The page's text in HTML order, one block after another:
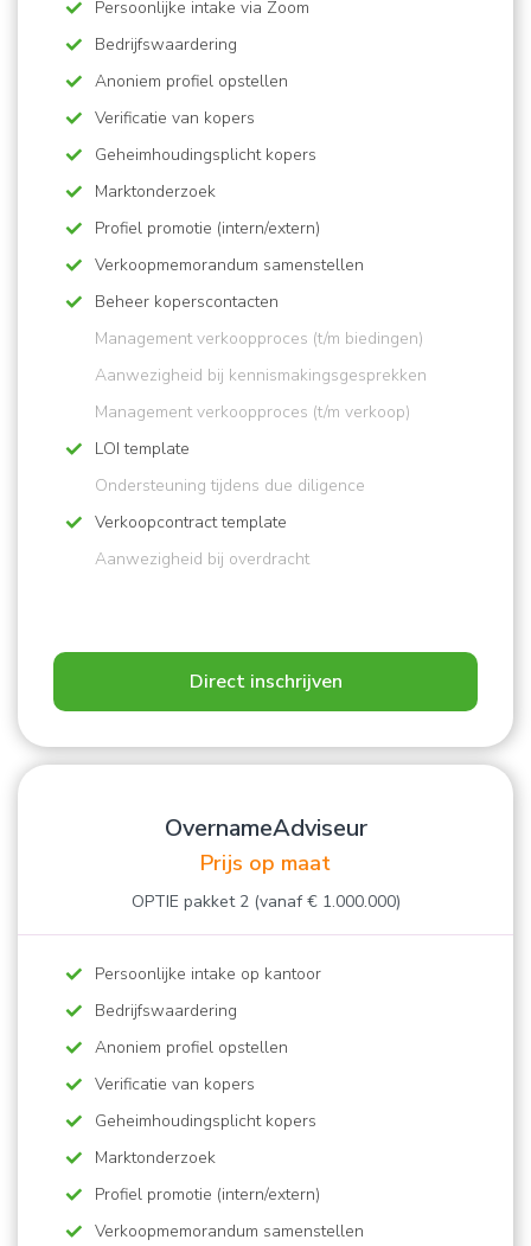
Persoonlijke intake via Zoom
Bedrijfswaardering
Anoniem profiel opstellen
Verificatie van kopers
Geheimhoudingsplicht kopers
Marktonderzoek
Profiel promotie (intern/extern)
Verkoopmemorandum samenstellen
Beheer koperscontacten
Management verkoopproces (t/m biedingen)
​​​​​​Aanwezigheid bij kennismakingsgesprekken
Management verkoopproces (t/m verkoop)
LOI template
Ondersteuning tijdens due diligence
Verkoopcontract template
Aanwezigheid bij overdracht
Direct inschrijven
OvernameAdviseur
Prijs op maat
OPTIE pakket 2 (vanaf € 1.000.000)
Persoonlijke intake op kantoor
Bedrijfswaardering
Anoniem profiel opstellen
Verificatie van kopers
Geheimhoudingsplicht kopers
Marktonderzoek
Profiel promotie (intern/extern)
Verkoopmemorandum samenstellen